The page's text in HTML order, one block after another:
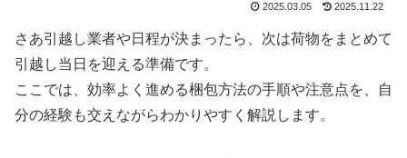
2025.03.05 2025.11.22
さあ引越し業者や日程が決まったら、次は荷物をまとめて
引越し当日を迎える準備です。
ここでは、効率よく進める梱包方法の手順や注意点を、自
分の経験も交えながらわかりやすく解説します。